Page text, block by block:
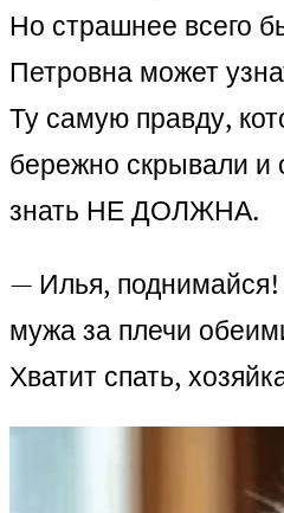
Но страшнее всего
Петровна может
Ту самую правду,
бережно скрывали и
знать НЕ ДОЛЖНА.
— Илья,
мужа за плечи
Хватит спать,